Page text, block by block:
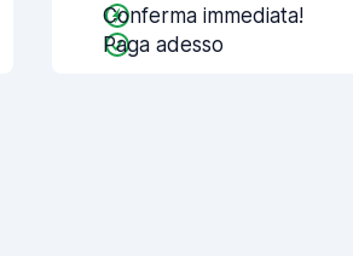
Conferma immediata!
Paga adesso